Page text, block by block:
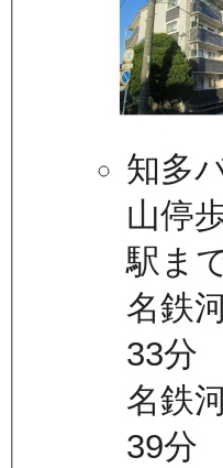
知多
山停歩5分
駅ま
名鉄
33分
名鉄
39分